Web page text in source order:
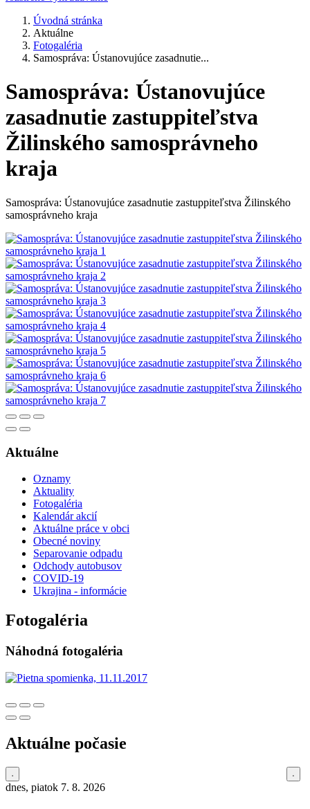
Úvodná stránka
Aktuálne
Fotogaléria
Samospráva: Ústanovujúce zasadnutie...
Samospráva: Ústanovujúce
zasadnutie zastuppiteľstva
Žilinského samosprávneho
kraja
Samospráva: Ústanovujúce zasadnutie zastuppiteľstva Žilinského
samosprávneho kraja
Aktuálne
Oznamy
Aktuality
Fotogaléria
Kalendár akcií
Aktuálne práce v obci
Obecné noviny
Separovanie odpadu
Odchody autobusov
COVID-19
Ukrajina - informácie
Fotogaléria
Náhodná fotogaléria
Aktuálne počasie
dnes, piatok 7. 8. 2026